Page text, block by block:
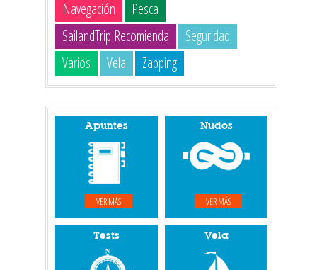
Navegación
Pesca
SailandTrip Recomienda
Seguridad
Varios
Vela Zapping
Apuntes
VER MÁS
Nudos
VER MÁS
Tests Vela